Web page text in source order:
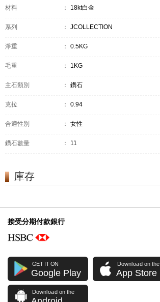
材料 ： 18kt白金
系列 ： JCOLLECTION
淨重 ： 0.5KG
毛重 ： 1KG
主石類別 ： 鑽石
克拉 ： 0.94
合適性別 ： 女性
鑽石數量 ： 11
庫存
接受分期付款銀行
GET IT ON
Google Play
Download on the
App Store
Download on the